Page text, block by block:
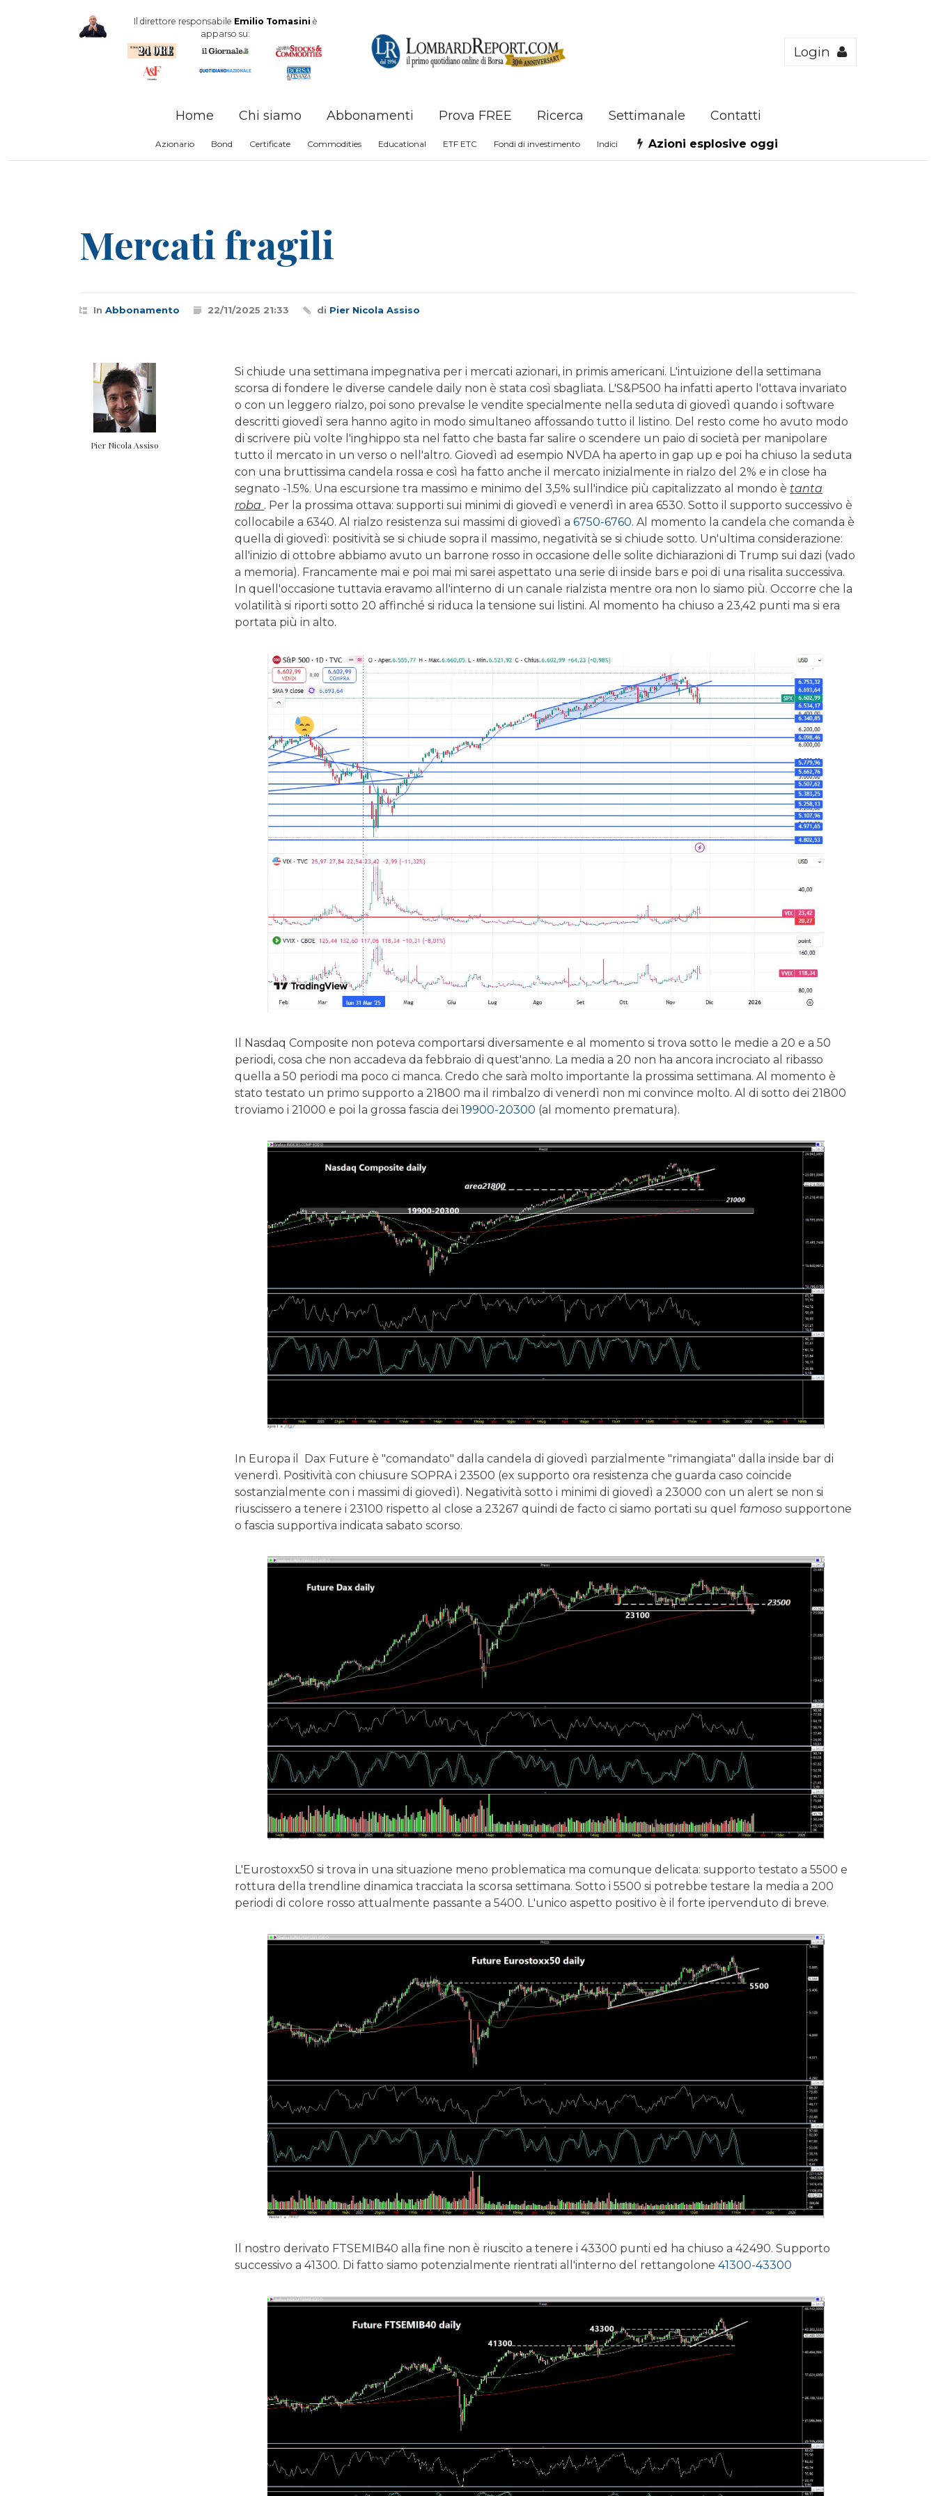
Il direttore responsabile Emilio Tomasini è
apparso su:
Login
Home Chi siamo Abbonamenti Prova FREE Ricerca Settimanale Contatti
Azionario Bond Certificate Commodities Educational ETF ETC Fondi di investimento Indici Azioni esplosive oggi
Mercati fragili
In Abbonamento 22/11/2025 21:33 di Pier Nicola Assiso
Si chiude una settimana impegnativa per i mercati azionari, in primis americani. L'intuizione della settimana
scorsa di fondere le diverse candele daily non è stata così sbagliata. L'S&P500 ha infatti aperto l'ottava invariato
o con un leggero rialzo, poi sono prevalse le vendite specialmente nella seduta di giovedì quando i software
descritti giovedì sera hanno agito in modo simultaneo affossando tutto il listino. Del resto come ho avuto modo
di scrivere più volte l'inghippo sta nel fatto che basta far salire o scendere un paio di società per manipolare
tutto il mercato in un verso o nell'altro. Giovedì ad esempio NVDA ha aperto in gap up e poi ha chiuso la seduta
con una bruttissima candela rossa e così ha fatto anche il mercato inizialmente in rialzo del 2% e in close ha
segnato -1.5%. Una escursione tra massimo e minimo del 3,5% sull'indice più capitalizzato al mondo è tanta
roba . Per la prossima ottava: supporti sui minimi di giovedì e venerdì in area 6530. Sotto il supporto successivo è
collocabile a 6340. Al rialzo resistenza sui massimi di giovedì a6750-6760. Al momento la candela che comanda è
quella di giovedì: positività se si chiude sopra il massimo, negatività se si chiude sotto. Un'ultima considerazione:
all'inizio di ottobre abbiamo avuto un barrone rosso in occasione delle solite dichiarazioni di Trump sui dazi (vado
a memoria). Francamente mai e poi mai mi sarei aspettato una serie di inside bars e poi di una risalita successiva.
In quell'occasione tuttavia eravamo all'interno di un canale rialzista mentre ora non lo siamo più. Occorre che la
volatilità si riporti sotto 20 affinché si riduca la tensione sui listini. Al momento ha chiuso a 23,42 punti ma si era
portata più in alto.
Il Nasdaq Composite non poteva comportarsi diversamente e al momento si trova sotto le medie a 20 e a 50
periodi, cosa che non accadeva da febbraio di quest'anno. La media a 20 non ha ancora incrociato al ribasso
quella a 50 periodi ma poco ci manca. Credo che sarà molto importante la prossima settimana. Al momento è
stato testato un primo supporto a 21800 ma il rimbalzo di venerdì non mi convince molto. Al di sotto dei 21800
troviamo i 21000 e poi la grossa fascia dei19900-20300 (al momento prematura).
In Europa il Dax Future è "comandato" dalla candela di giovedì parzialmente "rimangiata" dalla inside bar di
venerdì. Positività con chiusure SOPRA i 23500 (ex supporto ora resistenza che guarda caso coincide
sostanzialmente con i massimi di giovedì). Negatività sotto i minimi di giovedì a 23000 con un alert se non si
riuscissero a tenere i 23100 rispetto al close a 23267 quindi de facto ci siamo portati su quel famoso supportone
o fascia supportiva indicata sabato scorso.
L'Eurostoxx50 si trova in una situazione meno problematica ma comunque delicata: supporto testato a 5500 e
rottura della trendline dinamica tracciata la scorsa settimana. Sotto i 5500 si potrebbe testare la media a 200
periodi di colore rosso attualmente passante a 5400. L'unico aspetto positivo è il forte ipervenduto di breve.
Il nostro derivato FTSEMIB40 alla fine non è riuscito a tenere i 43300 punti ed ha chiuso a 42490. Supporto
successivo a 41300. Di fatto siamo potenzialmente rientrati all'interno del rettangolone41300-43300
Pier Nicola Assiso